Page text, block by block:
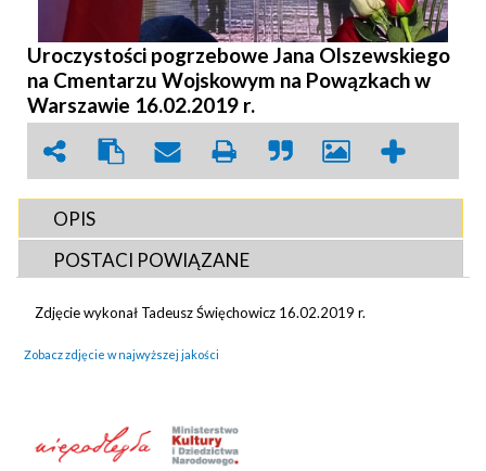
Uroczystości pogrzebowe Jana Olszewskiego
na Cmentarzu Wojskowym na Powązkach w
Warszawie 16.02.2019 r.
OPIS
POSTACI POWIĄZANE
Zdjęcie wykonał Tadeusz Święchowicz 16.02.2019 r.
Zobacz zdjęcie w najwyższej jakości